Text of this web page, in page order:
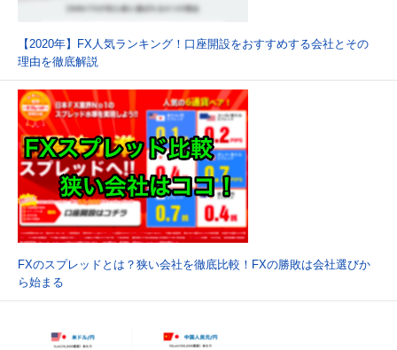
【2020年】FX人気ランキング！口座開設をおすすめする会社とその
理由を徹底解説
FXのスプレッドとは？狭い会社を徹底比較！FXの勝敗は会社選びか
ら始まる